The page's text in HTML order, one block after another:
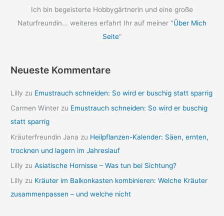
Ich bin begeisterte Hobbygärtnerin und eine große
Naturfreundin... weiteres erfahrt Ihr auf meiner "Über Mich
Seite"
Neueste Kommentare
Lilly zu Emustrauch schneiden: So wird er buschig statt sparrig
Carmen Winter zu Emustrauch schneiden: So wird er buschig
statt sparrig
Kräuterfreundin Jana zu Heilpflanzen-Kalender: Säen, ernten,
trocknen und lagern im Jahreslauf
Lilly zuAsiatische Hornisse – Was tun bei Sichtung?
Lilly zu Kräuter im Balkonkasten kombinieren: Welche Kräuter
zusammenpassen – und welche nicht